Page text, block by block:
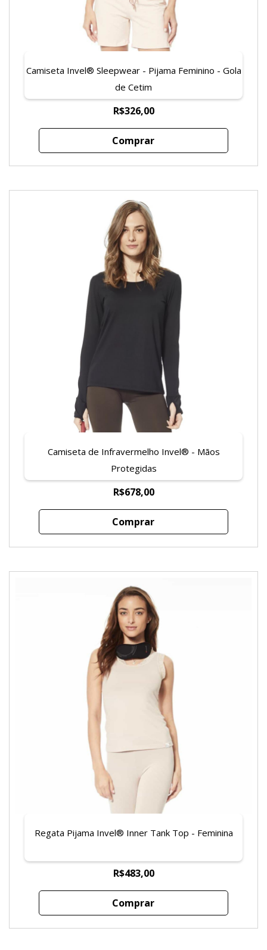
Camiseta Invel® Sleepwear - Pijama Feminino - Gola
de Cetim
R$326,00
Comprar
Camiseta de Infravermelho Invel® - Mãos
Protegidas
R$678,00
Comprar
Regata Pijama Invel® Inner Tank Top - Feminina
R$483,00
Comprar